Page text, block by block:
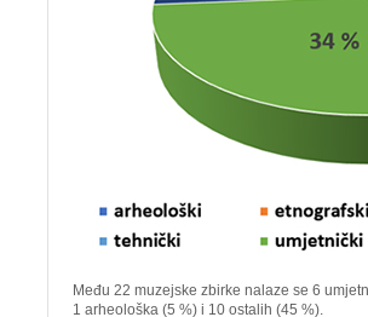
Među 22 muzejske zbirke nalaze se 6
1 arheološka (5 %) i 10 ostalih (45 %).